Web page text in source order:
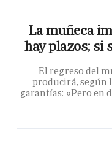
La muñeca
hay plazos; si
El regreso del
producirá, según
garantías: «Pero en